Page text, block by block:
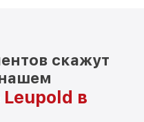
скажут
Leupold в